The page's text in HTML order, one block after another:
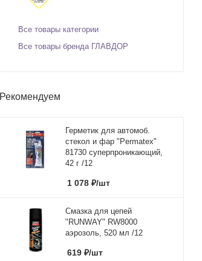
Все товары категории
Все товары бренда ГЛАВДОР
Рекомендуем
Герметик для автомоб.
стекол и фар "Permatex"
81730 суперпроникающий,
42 г /12
1 078 ₽/шт
Смазка для цепей
"RUNWAY" RW8000
аэрозоль, 520 мл /12
619 ₽/шт